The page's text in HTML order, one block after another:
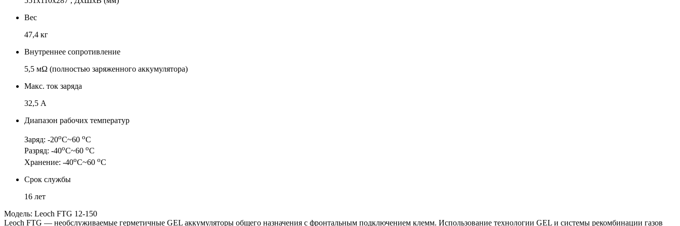
Вес
47,4 кг
Внутреннее сопротивление
5,5 мΩ (полностью заряженного аккумулятора)
Макс. ток заряда
32,5 А
Диапазон рабочих температур
Заряд: -20оС~60 оС
Разряд: -40оС~60 оС
Хранение: -40оС~60 оС
Срок службы
16 лет
Модель: Leoch FTG 12-150
Leoch FTG — необслуживаемые герметичные GEL аккумуляторы общего назначения с фронтальным подключением клемм. Использование технологии GEL и системы рекомбинации газов